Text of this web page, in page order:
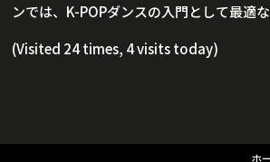
ンでは、K-POPダンスの入門として最適な
(Visited 24 times, 4 visits today)
ホ